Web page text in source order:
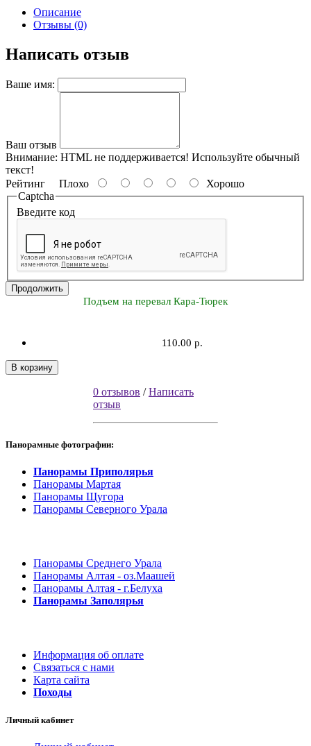
Описание
Отзывы (0)
Написать отзыв
Ваше имя:
Ваш отзыв
Внимание: HTML не поддерживается! Используйте обычный
текст!
Рейтинг Плохо
Хорошо
Captcha
Введите код
Продолжить
Подъем на перевал Кара-Тюрек
110.00 р.
В корзину
0 отзывов /Написать
отзыв
Панорамные фотографии:
Панорамы Приполярья
Панорамы Мартая
Панорамы Щугора
Панорамы Северного Урала
Панорамы Среднего Урала
Панорамы Алтая - оз.Маашей
Панорамы Алтая - г.Белуха
Панорамы Заполярья
Информация об оплате
Связаться с нами
Карта сайта
Походы
Личный кабинет